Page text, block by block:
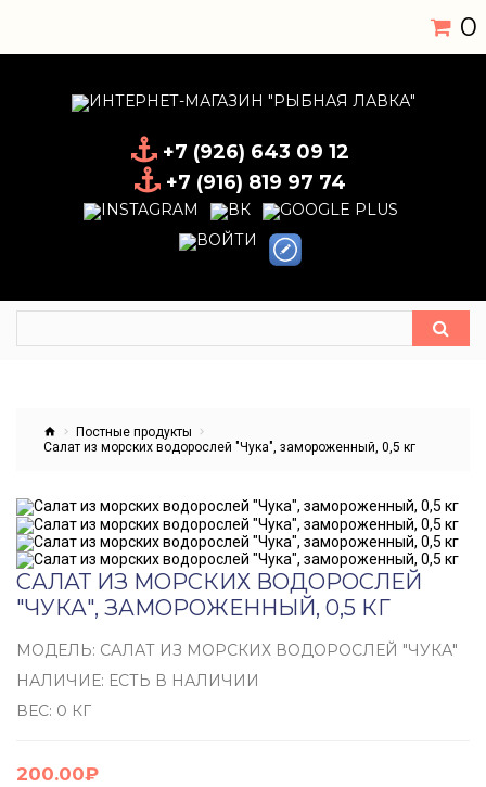
0
+7 (926) 643 09 12
+7 (916) 819 97 74
Постные продукты
Салат из морских водорослей "Чука", замороженный, 0,5 кг
САЛАТ ИЗ МОРСКИХ ВОДОРОСЛЕЙ
"ЧУКА", ЗАМОРОЖЕННЫЙ, 0,5 КГ
МОДЕЛЬ: САЛАТ ИЗ МОРСКИХ ВОДОРОСЛЕЙ "ЧУКА"
НАЛИЧИЕ: ЕСТЬ В НАЛИЧИИ
ВЕС: 0 КГ
200.00₽